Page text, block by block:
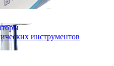
инструментов